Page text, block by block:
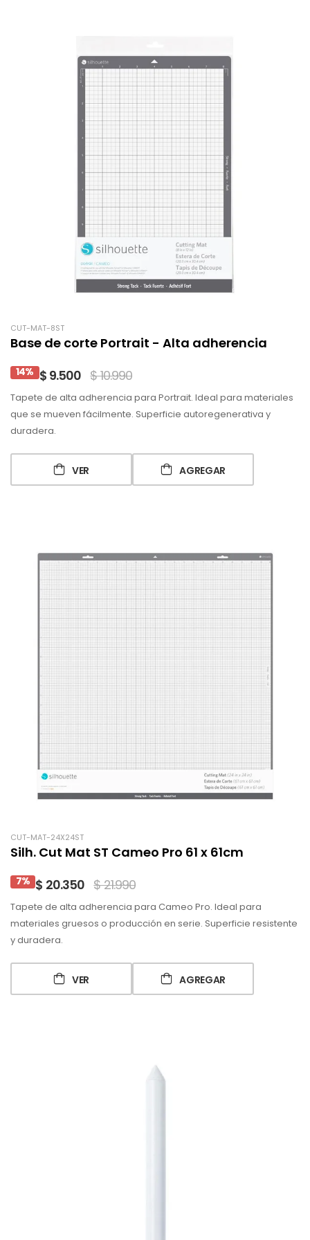
CUT-MAT-8ST
Base de corte Portrait - Alta adherencia
14% $ 9.500 $ 10.990
Tapete de alta adherencia para Portrait. Ideal para materiales
que se mueven fácilmente. Superficie autoregenerativa y
duradera.
VER AGREGAR
CUT-MAT-24X24ST
Silh. Cut Mat ST Cameo Pro 61 x 61cm
7% $ 20.350 $ 21.990
Tapete de alta adherencia para Cameo Pro. Ideal para
materiales gruesos o producción en serie. Superficie resistente
y duradera.
VER AGREGAR